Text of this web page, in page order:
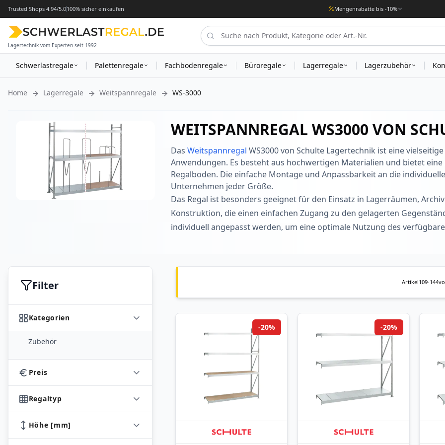
Trusted Shops 4.94/5.0100% sicher einkaufen Mengenrabatte bis -10%
Lagertechnik vom Experten seit 1992
Schwerlastregale Fachbodenregale Büroregale Lagerregale Lagerzubehör
Palettenregale
Home Lagerregale Weitspannregale WS-3000
WEITSPANNREGAL WS3000 VON
Das Weitspannregal WS3000 von Schulte Lagertechnik ist eine
Anwendungen. Es besteht aus hochwertigen Materialien und bietet
Regalboden. Die einfache Montage und Anpassbarkeit an die
Unternehmen jeder Größe.
Das Regal ist besonders geeignet für den Einsatz in Lagerräumen,
Konstruktion, die einen einfachen Zugang zu den gelagerten
individuell angepasst werden, um eine optimale Nutzung des
Artikel109-144
-20% -20%
Filter
Kategorien
Zubehör
Preis
Regaltyp
Höhe [mm]